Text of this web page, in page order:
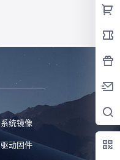
系统镜像
驱动固件